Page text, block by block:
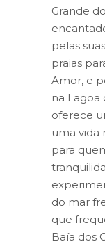
Grande
pelas
praias
Amor, e
na Lagoa
oferece
uma vida
para
do mar
que
Baía dos